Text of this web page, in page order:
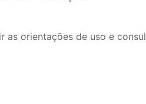
as orientações de uso e